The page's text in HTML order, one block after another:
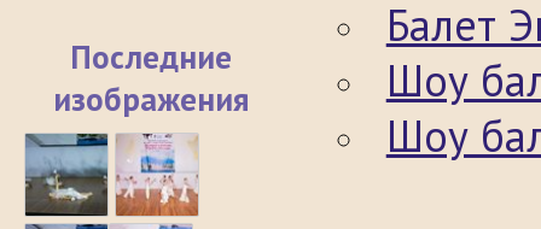
Последние
изображения
Балет
Шоу
Шоу